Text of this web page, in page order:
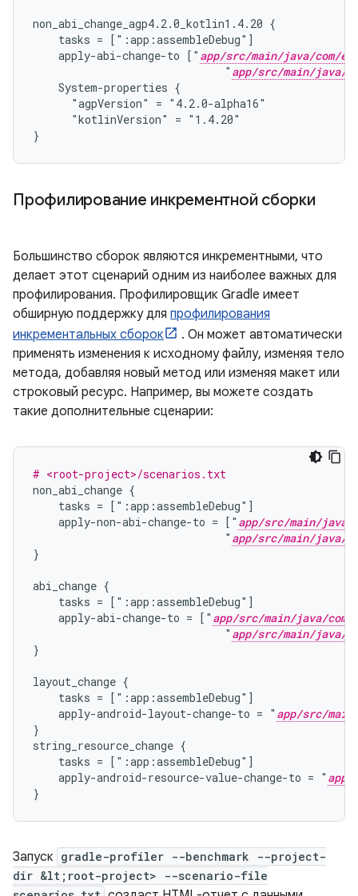
non_abi_change_agp4.2.0_kotlin1.4.20 {
    tasks = [":app:assembleDebug"]
    apply-abi-change-to ["
app/src/main/java/com/
                              "
app/src/main/java/
    System-properties {
      "agpVersion" = "4.2.0-alpha16"
      "kotlinVersion" = "1.4.20"
Профилирование инкрементной сборки
Большинство сборок являются инкрементными, что
делает этот сценарий одним из наиболее важных для
профилирования. Профилировщик Gradle имеет
обширную поддержку для профилирования
инкрементальных сборок
. Он может автоматически
применять изменения к исходному файлу, изменяя тело
метода, добавляя новый метод или изменяя макет или
строковый ресурс. Например, вы можете создать
такие дополнительные сценарии:
# <root-project>/scenarios.txt
non_abi_change {
    tasks = [":app:assembleDebug"]
    apply-non-abi-change-to = ["
app/src/main/java/
                              "
app/src/main/java/
}
abi_change {
    tasks = [":app:assembleDebug"]
    apply-abi-change-to = ["
app/src/main/java/com/
                              "
app/src/main/java/
}
layout_change {
    tasks = [":app:assembleDebug"]
    apply-android-layout-change-to = "
app/src/
}
string_resource_change {
    tasks = [":app:assembleDebug"]
    apply-android-resource-value-change-to = "
}
Запуск gradle-profiler --benchmark --project-
dir &lt;root-project> --scenario-file